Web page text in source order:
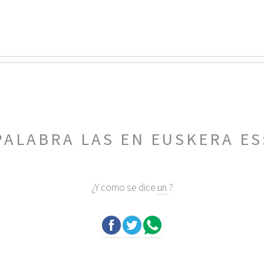
LAS EN EUSKERA
¿Y como se dice un ?